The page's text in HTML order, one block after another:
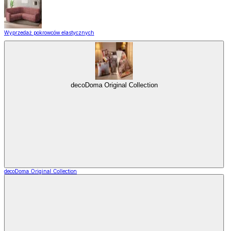
Wyprzedaż pokrowców elastycznych
decoDoma Original Collection
decoDoma Original Collection